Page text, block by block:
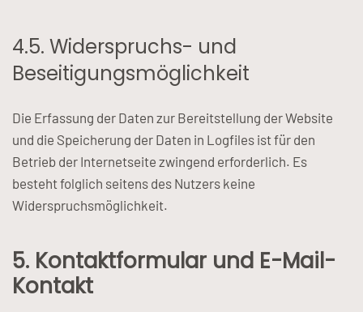
4.5. Widerspruchs- und
Beseitigungsmöglichkeit
Die Erfassung der Daten zur Bereitstellung der Website
und die Speicherung der Daten in Logfiles ist für den
Betrieb der Internetseite zwingend erforderlich. Es
besteht folglich seitens des Nutzers keine
Widerspruchsmöglichkeit.
5. Kontaktformular und E-Mail-
Kontakt